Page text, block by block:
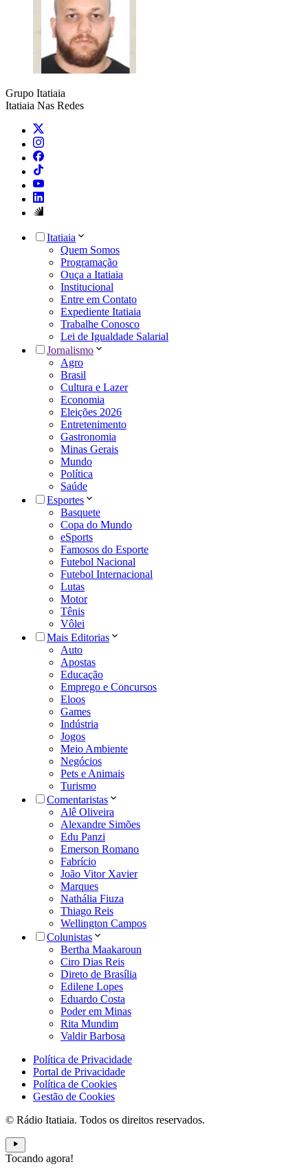
Grupo Itatiaia
Itatiaia Nas Redes
Itatiaia
Quem Somos
Programação
Ouça a Itatiaia
Institucional
Entre em Contato
Expediente Itatiaia
Trabalhe Conosco
Lei de Igualdade Salarial
Jornalismo
Agro
Brasil
Cultura e Lazer
Economia
Eleições 2026
Entretenimento
Gastronomia
Minas Gerais
Mundo
Política
Saúde
Esportes
Basquete
Copa do Mundo
eSports
Famosos do Esporte
Futebol Nacional
Futebol Internacional
Lutas
Motor
Tênis
Vôlei
Mais Editorias
Auto
Apostas
Educação
Emprego e Concursos
Eloos
Games
Indústria
Jogos
Meio Ambiente
Negócios
Pets e Animais
Turismo
Comentaristas
Alê Oliveira
Alexandre Simões
Edu Panzi
Emerson Romano
Fabrício
João Vitor Xavier
Marques
Nathália Fiuza
Thiago Reis
Wellington Campos
Colunistas
Bertha Maakaroun
Ciro Dias Reis
Direto de Brasília
Edilene Lopes
Eduardo Costa
Poder em Minas
Rita Mundim
Valdir Barbosa
Política de Privacidade
Portal de Privacidade
Política de Cookies
Gestão de Cookies
© Rádio Itatiaia. Todos os direitos reservados.
Tocando agora!